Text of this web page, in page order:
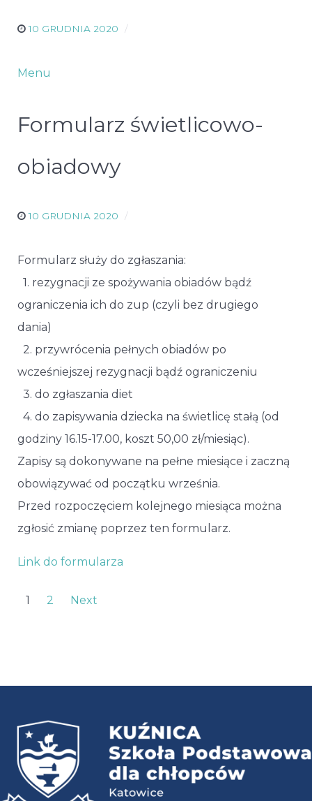
10 GRUDNIA 2020
Menu
Formularz świetlicowo-
obiadowy
10 GRUDNIA 2020
Formularz służy do zgłaszania:
1. rezygnacji ze spożywania obiadów bądź
ograniczenia ich do zup (czyli bez drugiego
dania)
2. przywrócenia pełnych obiadów po
wcześniejszej rezygnacji bądź ograniczeniu
3. do zgłaszania diet
4. do zapisywania dziecka na świetlicę stałą (od
godziny 16.15-17.00, koszt 50,00 zł/miesiąc).
Zapisy są dokonywane na pełne miesiące i zaczną
obowiązywać od początku września.
Przed rozpoczęciem kolejnego miesiąca można
zgłosić zmianę poprzez ten formularz.
Link do formularza
1 2 Next